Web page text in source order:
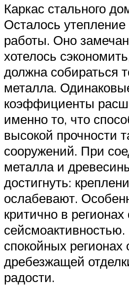
Каркас стального
Осталось
работы. Оно
хотелось
должна собираться
металла.
коэффициенты
именно то, что
высокой прочности
сооружений. При
металла и
достигнуть:
ослабевают.
критично в
спокойных регионах
дребезжащей
радости.